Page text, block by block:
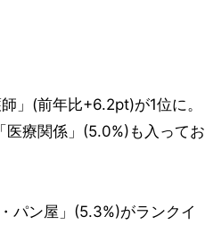
」(前年比+6.2pt)が1位に。
療関係」(5.0%)も入ってお
パン屋」(5.3%)がランクイ